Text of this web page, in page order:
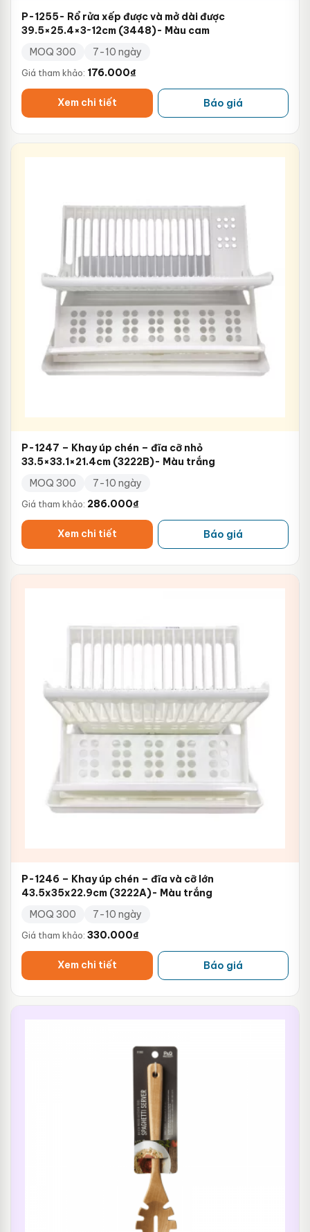
P-1255- Rổ rửa xếp được và mở dài được
39.5×25.4×3~12cm (3448)- Màu cam
MOQ 300
7-10 ngày
Giá tham khảo: 176.000₫
Xem chi tiết Báo giá
P-1247 – Khay úp chén – đĩa cỡ nhỏ
33.5×33.1×21.4cm (3222B)- Màu trắng
MOQ 300
7-10 ngày
Giá tham khảo: 286.000₫
Xem chi tiết Báo giá
P-1246 – Khay úp chén – đĩa và cỡ lớn
43.5x35x22.9cm (3222A)- Màu trắng
MOQ 300
7-10 ngày
Giá tham khảo: 330.000₫
Xem chi tiết Báo giá